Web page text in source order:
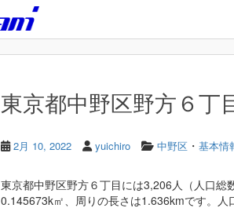
東京都中野区野方６丁
2月 10, 2022 yuichiro 中野区 ・ 基本情
東京都中野区野方６丁目には3,206人（人口
0.145673k㎡、周りの長さは1.636kmです。人